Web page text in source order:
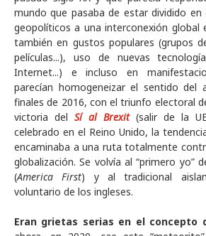
mundo que pasaba de estar dividido en
geopolíticos a una interconexión global
también en gustos populares (grupos
películas...), uso de nuevas
Internet...) e incluso en
parecían homogeneizar el sentido del
finales de 2016, con el triunfo electoral
victoria del Sí al Brexit(salir de la
celebrado en el Reino Unido, la
encaminaba a una ruta totalmente
globalización. Se volvía al “primero yo”
(America First) y al tradicional
voluntario de los ingleses.
Eran grietas serias en el concepto